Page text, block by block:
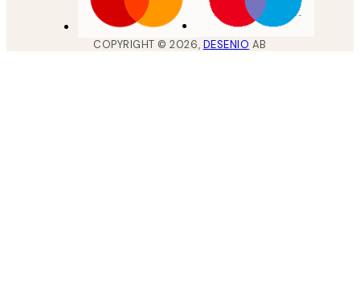
COPYRIGHT ©2026, DESENIO AB